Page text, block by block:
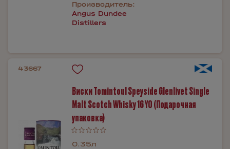
Производитель:
Angus Dundee
Distillers
43667
Виски Tomintoul Speyside Glenlivet Single
Malt Scotch Whisky 16 YO (Подарочная
упаковка)
0.35л